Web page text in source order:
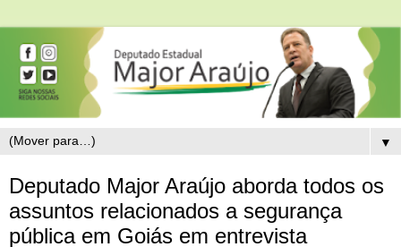
▼
Deputado Major Araújo aborda todos os
assuntos relacionados a segurança
pública em Goiás em entrevista